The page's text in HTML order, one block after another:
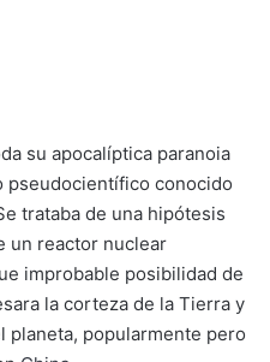
su apocalíptica paranoia
pseudocientífico conocido
trataba de una hipótesis
un reactor nuclear
improbable posibilidad de
la corteza de la Tierra y
planeta, popularmente pero